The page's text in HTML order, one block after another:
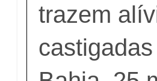
trazem